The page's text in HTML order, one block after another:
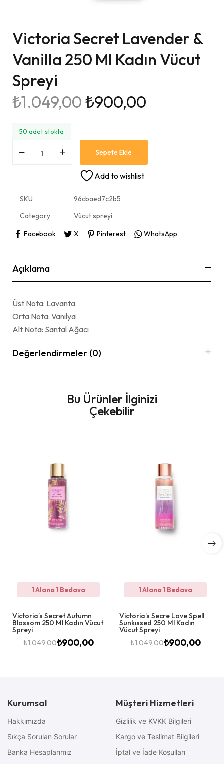
Victoria Secret Lavender &
Vanilla 250 Ml Kadın Vücut
Spreyi
₺1.049,00₺900,00
50 adet stokta
Sepete Ekle
Add to wishlist
SKU
96cbaed7c2b5
Category
Vücut spreyi
Facebook
X Pinterest WhatsApp
Açıklama
Üst Nota: Lavanta
Orta Nota: Vanilya
Alt Nota: Santal Ağacı
Değerlendirmeler (0)
Bu Ürünler İlginizi
Çekebilir
1 Alana 1 Bedava
Victoria’s Secret Autumn
Blossom 250 Ml Kadın Vücut
Spreyi
₺1.049,00₺900,00
1 Alana 1 Bedava
Victoria’s Secre Love Spell
Sunkıssed 250 Ml Kadın
Vücut Spreyi
₺1.049,00₺900,00
Kurumsal
Hakkımızda
Sıkça Sorulan Sorular
Banka Hesaplarımız
Müşteri Hizmetleri
Gizlilik ve KVKK Bilgileri
Kargo ve Teslimat Bilgileri
İptal ve İade Koşulları